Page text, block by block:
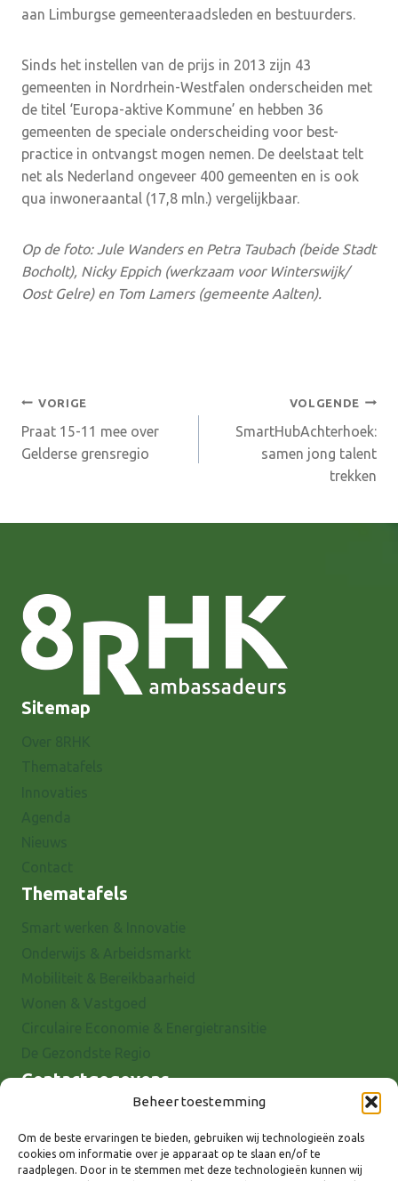
Beheer toestemming
Om de beste ervaringen te bieden, gebruiken wij technologieën zoals
cookies om informatie over je apparaat op te slaan en/of te
raadplegen. Door in te stemmen met deze technologieën kunnen wij
aan Limburgse gemeenteraadsleden en bestuurders.
Sinds het instellen van de prijs in 2013 zijn 43
gemeenten in Nordrhein-Westfalen onderscheiden met
de titel ‘Europa-aktive Kommune’ en hebben 36
gemeenten de speciale onderscheiding voor best-
practice in ontvangst mogen nemen. De deelstaat telt
net als Nederland ongeveer 400 gemeenten en is ook
qua inwoneraantal (17,8 mln.) vergelijkbaar.
Op de foto: Jule Wanders en Petra Taubach (beide Stadt
Bocholt), Nicky Eppich (werkzaam voor Winterswijk/
Oost Gelre) en Tom Lamers (gemeente Aalten).
Bericht
navigatie
VORIGE
Praat 15-11 mee over
Gelderse grensregio
VOLGENDE
SmartHubAchterhoek:
samen jong talent
trekken
Sitemap
Thematafels
Contactgegevens
7001 EX Doetinchem
E-mail: info@8rhk.nl